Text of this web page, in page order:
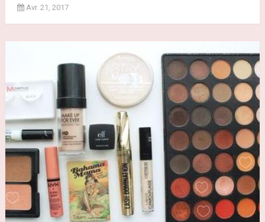
Avr. 21, 2017